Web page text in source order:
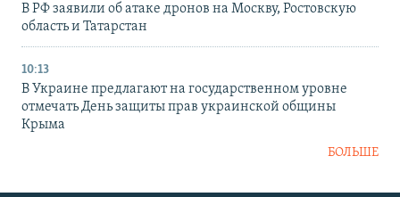
В РФ заявили об атаке дронов на Москву, Ростовскую
область и Татарстан
10:13
В Украине предлагают на государственном уровне
отмечать День защиты прав украинской общины
Крыма
БОЛЬШЕ